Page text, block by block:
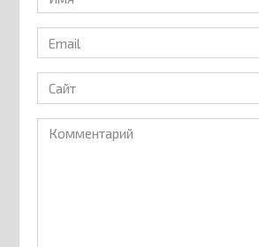
*
Email
*
Сайт
Комментарий